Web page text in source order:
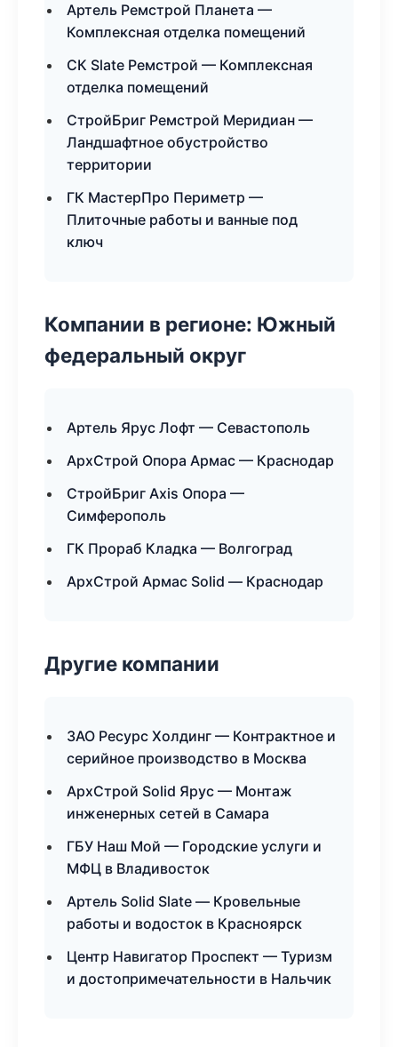
Артель Ремстрой Планета —
Комплексная отделка помещений
СК Slate Ремстрой — Комплексная
отделка помещений
СтройБриг Ремстрой Меридиан —
Ландшафтное обустройство
территории
ГК МастерПро Периметр —
Плиточные работы и ванные под
ключ
Компании в регионе: Южный
федеральный округ
Артель Ярус Лофт — Севастополь
АрхСтрой Опора Армас — Краснодар
СтройБриг Axis Опора —
Симферополь
ГК Прораб Кладка — Волгоград
АрхСтрой Армас Solid — Краснодар
Другие компании
ЗАО Ресурс Холдинг — Контрактное и
серийное производство в Москва
АрхСтрой Solid Ярус — Монтаж
инженерных сетей в Самара
ГБУ Наш Мой — Городские услуги и
МФЦ в Владивосток
Артель Solid Slate — Кровельные
работы и водосток в Красноярск
Центр Навигатор Проспект — Туризм
и достопримечательности в Нальчик